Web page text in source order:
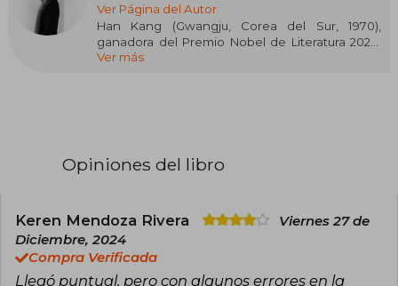
Ver Página del Autor
Han Kang (Gwangju, Corea del Sur, 1970),
ganadora del Premio Nobel de Literatura 2024,
Su carrera literaria comenzó en 1993 con la
narrativa.. Es autora de La vegetariana (Random
humanos (Premio Manhae de Literatura de
Corea y Premio Malaparte en Italia en 2017),
Blanco (finalista del Premio Booker
Internacional 2018) e Imposible decir adiós
(Random House, 2024; Premio Médicis
Ver más
Opiniones del libro
Keren Mendoza Rivera
Viernes 27 de
Diciembre, 2024
Compra Verificada
Llegó puntual, pero con algunos errores en la